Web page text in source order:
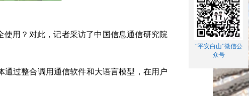
用？对此，记者采访了中国信息通信研究院
过整合调用通信软件和大语言模型，在用户
“平安白山”微信公
众号